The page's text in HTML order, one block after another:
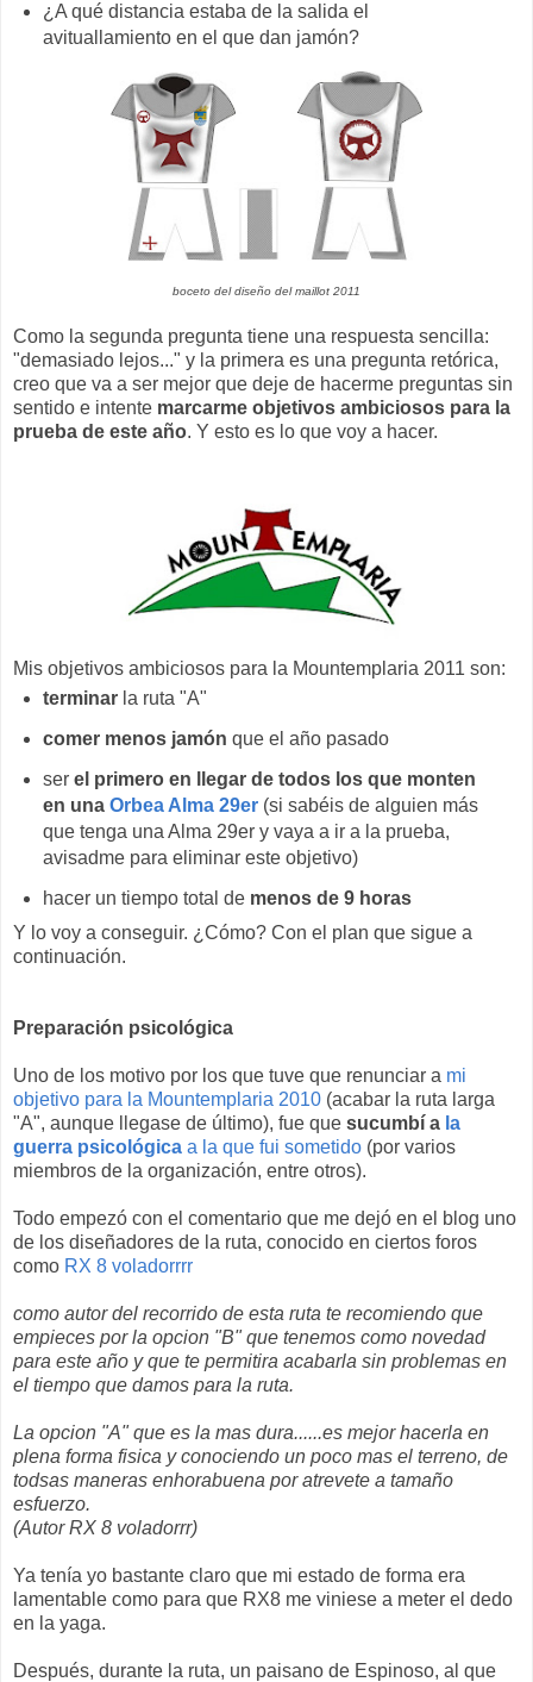
¿A qué distancia estaba de la salida el
avituallamiento en el que dan jamón?
boceto del diseño del maillot 2011
Como la segunda pregunta tiene una respuesta sencilla:
"demasiado lejos..." y la primera es una pregunta retórica,
creo que va a ser mejor que deje de hacerme preguntas sin
sentido e intente marcarme objetivos ambiciosos para la
prueba de este año. Y esto es lo que voy a hacer.
Mis objetivos ambiciosos para la Mountemplaria 2011 son:
terminarla ruta "A"
comer menos jamón que el año pasado
ser el primero en llegar de todos los que monten
en una Orbea Alma 29er(si sabéis de alguien más
que tenga una Alma 29er y vaya a ir a la prueba,
avisadme para eliminar este objetivo)
hacer un tiempo total de menos de 9 horas
Y lo voy a conseguir. ¿Cómo? Con el plan que sigue a
continuación.
Preparación psicológica
Uno de los motivo por los que tuve que renunciar a mi
objetivo para la Mountemplaria 2010 (acabar la ruta larga
"A", aunque llegase de último), fue que sucumbí a la
guerra psicológica a la que fui sometido (por varios
miembros de la organización, entre otros).
Todo empezó con el comentario que me dejó en el blog uno
de los diseñadores de la ruta, conocido en ciertos foros
como RX 8 voladorrrr
como autor del recorrido de esta ruta te recomiendo que
empieces por la opcion "B" que tenemos como novedad
para este año y que te permitira acabarla sin problemas en
el tiempo que damos para la ruta.
La opcion "A" que es la mas dura......es mejor hacerla en
plena forma fisica y conociendo un poco mas el terreno, de
todsas maneras enhorabuena por atrevete a tamaño
esfuerzo.
(Autor RX 8 voladorrr)
Ya tenía yo bastante claro que mi estado de forma era
lamentable como para que RX8 me viniese a meter el dedo
en la yaga.
Después, durante la ruta, un paisano de Espinoso, al que